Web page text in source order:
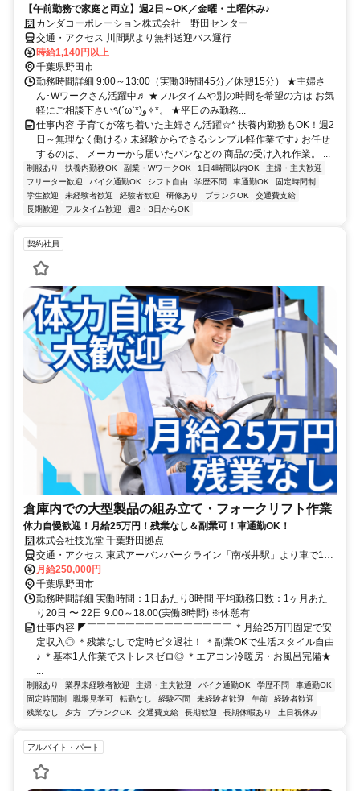
【午前勤務で家庭と両立】週2日～OK／金曜・土曜休み♪
カンダコーポレーション株式会社 野田センター
交通・アクセス 川間駅より無料送迎バス運行
時給1,140円以上
千葉県野田市
勤務時間詳細 9:00～13:00（実働3時間45分／休憩15分） ★主婦さ
ん･Wワークさん活躍中♬ ★フルタイムや別の時間を希望の方は お気
軽にご相談下さい٩(ˊωˋ*)و✧*。 ★平日のみ勤務...
仕事内容 子育てが落ち着いた主婦さん活躍☆* 扶養内勤務もOK！週2
日～無理なく働ける♪ 未経験からできるシンプル軽作業です♪ お任せ
するのは、 メーカーから届いたパンなどの 商品の受け入れ作業。 ...
制服あり 扶養内勤務OK 副業・WワークOK 1日4時間以内OK
主婦・主夫歓迎
フリーター歓迎
バイク通勤OK シフト自由 学歴不問 車通勤OK
固定時間制
学生歓迎
未経験者歓迎 経験者歓迎 研修あり ブランクOK
交通費支給
長期歓迎
フルタイム歓迎 週2・3日からOK
契約社員
倉庫内での大型製品の組み立て・フォークリフト作業
体力自慢歓迎！月給25万円！残業なし＆副業可！車通勤OK！
株式会社技光堂 千葉野田拠点
交通・アクセス 東武アーバンパークライン「南桜井駅」より車で15
分程度
月給250,000円
千葉県野田市
勤務時間詳細 実働時間：1日あたり8時間 平均勤務日数：1ヶ月あた
り20日 〜 22日 9:00～18:00(実働8時間) ※休憩有
仕事内容 ◤￣￣￣￣￣￣￣￣￣￣￣￣￣￣￣ ＊月給25万円固定で安
定収入◎ ＊残業なしで定時ピタ退社！ ＊副業OKで生活スタイル自由
♪ ＊基本1人作業でストレスゼロ◎ ＊エアコン冷暖房・お風呂完備★
...
制服あり 業界未経験者歓迎 主婦・主夫歓迎 バイク通勤OK 学歴不問
車通勤OK
固定時間制
職場見学可 転勤なし 経験不問 未経験者歓迎 午前
経験者歓迎
残業なし
夕方 ブランクOK 交通費支給 長期歓迎 長期休暇あり 土日祝休み
アルバイト・パート